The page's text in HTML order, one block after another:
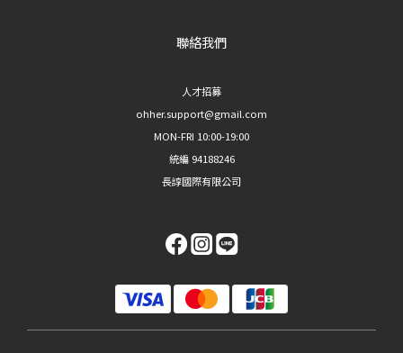
聯絡我們
人才招募
ohher.support@gmail.com
MON-FRI 10:00-19:00
統編 94188246
長諄國際有限公司